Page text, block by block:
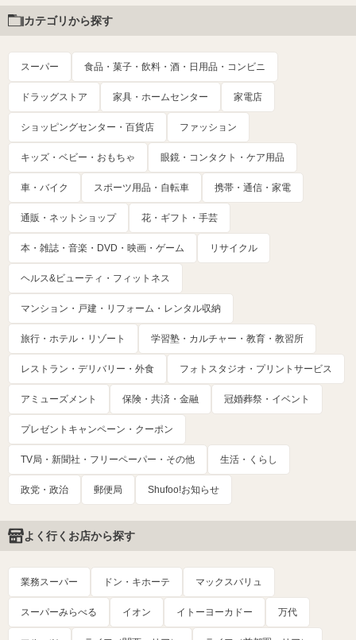
カテゴリから探す
スーパー 食品・菓子・飲料・酒・日用品・コンビニ
ドラッグストア 家具・ホームセンター 家電店
ショッピングセンター・百貨店 ファッション
キッズ・ベビー・おもちゃ 眼鏡・コンタクト・ケア用品
車・バイク スポーツ用品・自転車 携帯・通信・家電
通販・ネットショップ 花・ギフト・手芸
本・雑誌・音楽・DVD・映画・ゲーム リサイクル
ヘルス&ビューティ・フィットネス
マンション・戸建・リフォーム・レンタル収納
旅行・ホテル・リゾート 学習塾・カルチャー・教育・教習所
レストラン・デリバリー・外食 フォトスタジオ・プリントサービス
アミューズメント 保険・共済・金融 冠婚葬祭・イベント
プレゼントキャンペーン・クーポン
TV局・新聞社・フリーペーパー・その他 生活・くらし
政党・政治 郵便局 Shufoo!お知らせ
よく行くお店から探す
業務スーパー ドン・キホーテ マックスバリュ
スーパーみらべる イオン イトーヨーカドー 万代